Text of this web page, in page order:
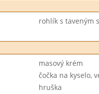
rohlík s taveným
masový krém
čočka na kyselo,
hruška